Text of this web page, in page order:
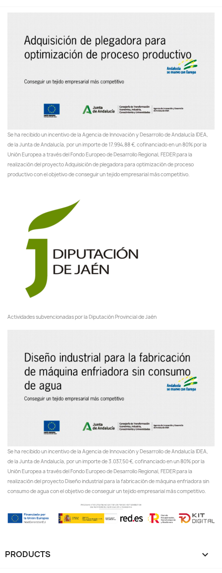
Se ha recibido un incentivo de la Agencia de Innovación y Desarrollo de Andalucía IDEA,
de la Junta de Andalucía, por un importe de 17.994,88 €, cofinanciado en un 80% por la
Unión Europea a través del Fondo Europeo de Desarrollo Regional, FEDER para la
realización del proyecto Adquisición de plegadora para optimización de proceso
productivo con el objetivo de conseguir un tejido empresarial más competitivo.
Actividades subvencionadas por la Diputación Provincial de Jaén
Se ha recibido un incentivo de la Agencia de Innovación y Desarrollo de Andalucía IDEA,
de la Junta de Andalucía, por un importe de 3.037,50 €, cofinanciado en un 80% por la
Unión Europea a través del Fondo Europeo de Desarrollo Regional, FEDER para la
realización del proyecto Diseño industrial para la fabricación de máquina enfriadora sin
consumo de agua con el objetivo de conseguir un tejido empresarial más competitivo.
PRODUCTS 